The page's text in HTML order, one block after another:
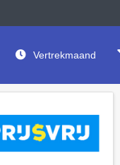
Vertrekmaand